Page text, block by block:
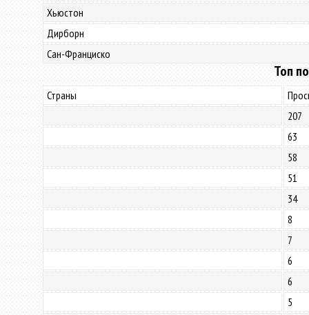
Хьюстон
Дирборн
Сан-Франциско
Топ
Страны
207
63
58
51
34
8
7
6
6
5